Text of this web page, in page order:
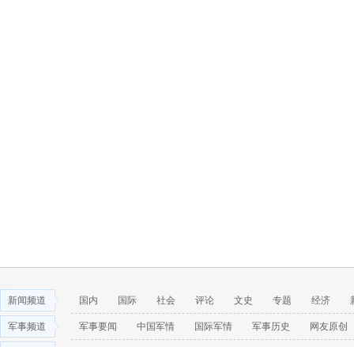
新闻频道 国内 国际 社会 评论 文史 专题 经济
军事频道 军事要闻 中国军情 国际军情 军事历史 网友原创